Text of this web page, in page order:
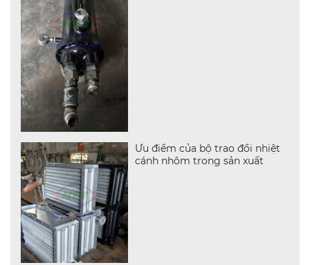
Ưu điểm của bộ trao đổi nhiệt
cánh nhôm trong sản xuất